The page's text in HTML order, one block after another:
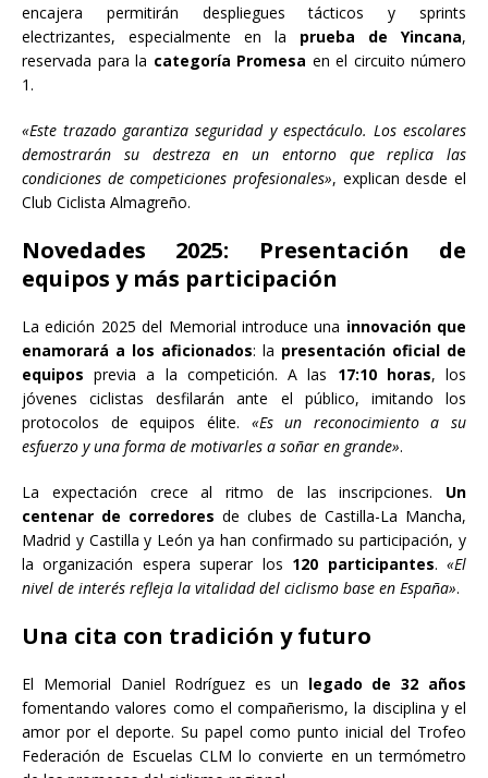
encajera permitirán despliegues tácticos y sprints
electrizantes, especialmente en la prueba de Yincana,
reservada para la categoría Promesa en el circuito número
1.
«Este trazado garantiza seguridad y espectáculo. Los escolares
demostrarán su destreza en un entorno que replica las
condiciones de competiciones profesionales», explican desde el
Club Ciclista Almagreño.
Novedades 2025: Presentación de
equipos y más participación
La edición 2025 del Memorial introduce una innovación que
enamorará a los aficionados: la presentación oficial de
equipos previa a la competición. A las 17:10 horas, los
jóvenes ciclistas desfilarán ante el público, imitando los
protocolos de equipos élite. «Es un reconocimiento a su
esfuerzo y una forma de motivarles a soñar en grande».
La expectación crece al ritmo de las inscripciones. Un
centenar de corredores de clubes de Castilla-La Mancha,
Madrid y Castilla y León ya han confirmado su participación, y
la organización espera superar los 120 participantes.«El
nivel de interés refleja la vitalidad del ciclismo base en España».
Una cita con tradición y futuro
El Memorial Daniel Rodríguez es un legado de 32 años
fomentando valores como el compañerismo, la disciplina y el
amor por el deporte. Su papel como punto inicial del Trofeo
Federación de Escuelas CLM lo convierte en un termómetro